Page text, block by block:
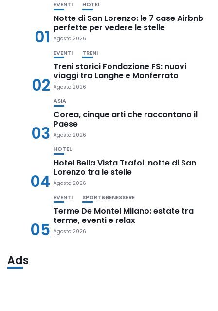
01
EVENTI HOTEL
Notte di San Lorenzo: le 7 case Airbnb
perfette per vedere le stelle
Agosto 2026
02
EVENTI TRENI
Treni storici Fondazione FS: nuovi
viaggi tra Langhe e Monferrato
Agosto 2026
03
ASIA
Corea, cinque arti che raccontano il
Paese
Agosto 2026
04
HOTEL
Hotel Bella Vista Trafoi: notte di San
Lorenzo tra le stelle
Agosto 2026
05
EVENTI SPORT&BENESSERE
Terme De Montel Milano: estate tra
terme, eventi e relax
Agosto 2026
Ads